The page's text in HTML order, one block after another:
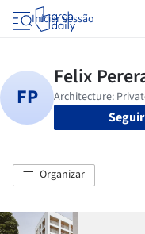
Iniciar sessão
Seguir
Organizar